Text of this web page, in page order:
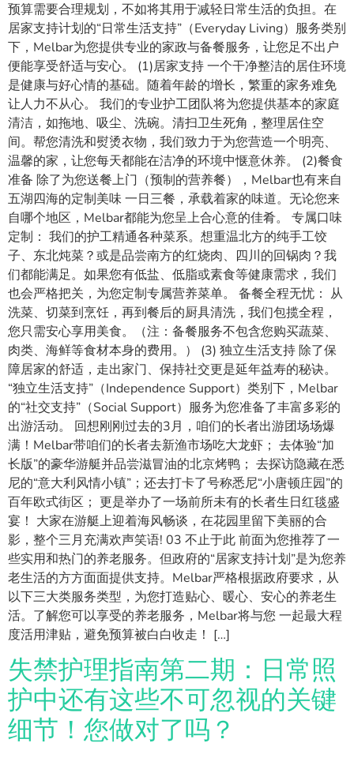
预算需要合理规划，不如将其用于减轻日常生活的负担。在
居家支持计划的“日常生活支持”（Everyday Living）服务类别
下，Melbar为您提供专业的家政与备餐服务，让您足不出户
便能享受舒适与安心。 (1)居家支持 一个干净整洁的居住环境
是健康与好心情的基础。随着年龄的增长，繁重的家务难免
让人力不从心。 我们的专业护工团队将为您提供基本的家庭
清洁，如拖地、吸尘、洗碗。清扫卫生死角，整理居住空
间。帮您清洗和熨烫衣物，我们致力于为您营造一个明亮、
温馨的家，让您每天都能在洁净的环境中惬意休养。 (2)餐食
准备 除了为您送餐上门（预制的营养餐），Melbar也有来自
五湖四海的定制美味 一日三餐，承载着家的味道。无论您来
自哪个地区，Melbar都能为您呈上合心意的佳肴。 专属口味
定制： 我们的护工精通各种菜系。想重温北方的纯手工饺
子、东北炖菜？或是品尝南方的红烧肉、四川的回锅肉？我
们都能满足。如果您有低盐、低脂或素食等健康需求，我们
也会严格把关，为您定制专属营养菜单。 备餐全程无忧： 从
洗菜、切菜到烹饪，再到餐后的厨具清洗，我们包揽全程，
您只需安心享用美食。（注：备餐服务不包含您购买蔬菜、
肉类、海鲜等食材本身的费用。） (3) 独立生活支持 除了保
障居家的舒适，走出家门、保持社交更是延年益寿的秘诀。
“独立生活支持”（Independence Support）类别下，Melbar
的“社交支持”（Social Support）服务为您准备了丰富多彩的
出游活动。 回想刚刚过去的3月，咱们的长者出游团场场爆
满！Melbar带咱们的长者去新渔市场吃大龙虾； 去体验“加
长版”的豪华游艇并品尝滋冒油的北京烤鸭； 去探访隐藏在悉
尼的“意大利风情小镇”；还去打卡了号称悉尼“小唐顿庄园”的
百年欧式街区； 更是举办了一场前所未有的长者生日红毯盛
宴！ 大家在游艇上迎着海风畅谈，在花园里留下美丽的合
影，整个三月充满欢声笑语! 03 不止于此 前面为您推荐了一
些实用和热门的养老服务。但政府的“居家支持计划”是为您养
老生活的方方面面提供支持。Melbar严格根据政府要求，从
以下三大类服务类型，为您打造贴心、暖心、安心的养老生
活。了解您可以享受的养老服务，Melbar将与您 一起最大程
度活用津贴，避免预算被白白收走！ […]
失禁护理指南第二期：日常照
护中还有这些不可忽视的关键
细节！您做对了吗？